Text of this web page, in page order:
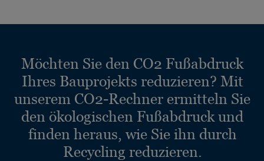
Möchten Sie den CO2 Fußabdruck
Ihres Bauprojekts reduzieren? Mit
unserem CO2-Rechner ermitteln Sie
den ökologischen Fußabdruck und
finden heraus, wie Sie ihn durch
Recycling reduzieren.